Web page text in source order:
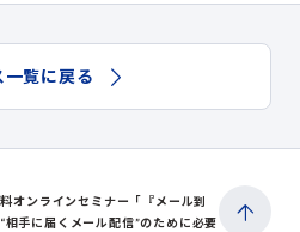
一覧に戻る
オンラインセミナー「『メール到
手に届くメール配信”のために必要